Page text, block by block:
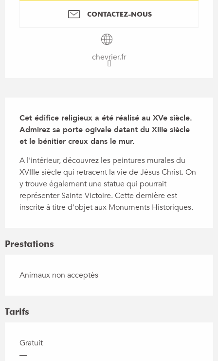
CONTACTEZ-NOUS
chevrier.fr
Cet édifice religieux a été réalisé au XVe siècle.
Admirez sa porte ogivale datant du XIIIe siècle
et le bénitier creux dans le mur.
A l'intérieur, découvrez les peintures murales du
XVIIIe siècle qui retracent la vie de Jésus Christ. On
y trouve également une statue qui pourrait
représenter Sainte Victoire. Cette dernière est
inscrite à titre d'objet aux Monuments Historiques.
Prestations
Animaux non acceptés
Tarifs
Gratuit
—